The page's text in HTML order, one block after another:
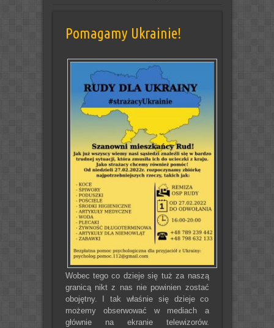
Pomagamy Ukrainie!
Wobec tego co dzieje się tuż za naszą
granicą nikt z nas nie powinien zostać
obojętny. I tak właśnie się dzieje co
możemy obserwować w mediach a
głównie na ekranie telewizorów.